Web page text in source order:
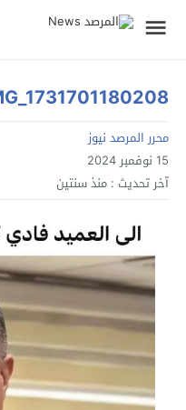
محرر المرصد نيوز
15 نوفمبر 2024
آخر تحديث : منذ سنتين